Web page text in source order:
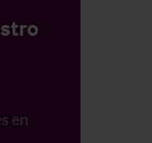
en